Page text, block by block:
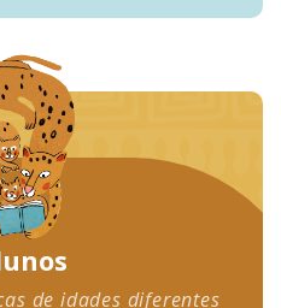
de idades diferentes